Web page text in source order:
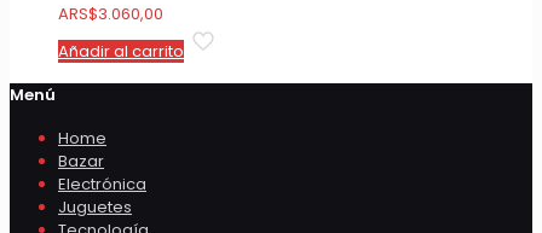
ARS$3.060,00
Añadir al carrito
Menú
Home
Bazar
Electrónica
Juguetes